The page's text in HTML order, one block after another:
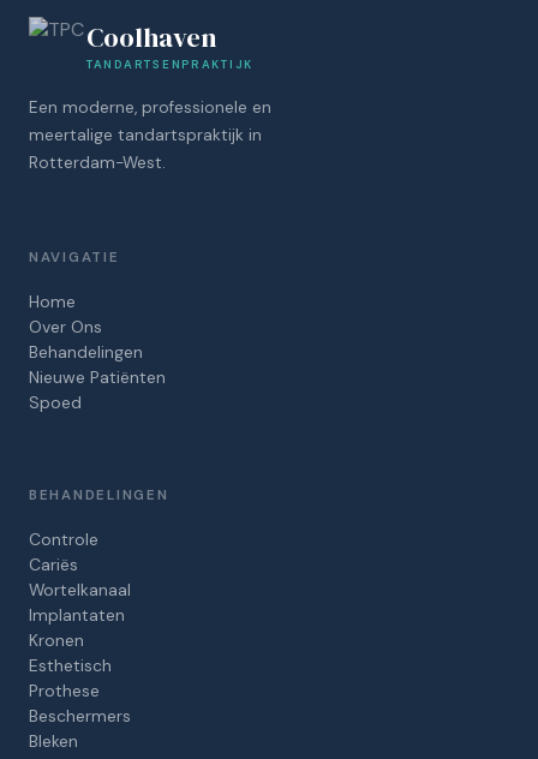
Coolhaven
TANDARTSENPRAKTIJK
Een moderne, professionele en
meertalige tandartspraktijk in
Rotterdam-West.
NAVIGATIE
Home
Over Ons
Behandelingen
Nieuwe Patiënten
Spoed
BEHANDELINGEN
Controle
Cariës
Wortelkanaal
Implantaten
Kronen
Esthetisch
Prothese
Beschermers
Bleken